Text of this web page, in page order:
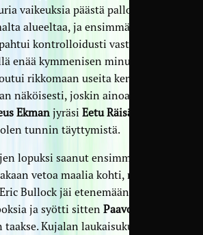
vaikeuksia päästä pallon
alueeltaa, ja ensimmäisen
kontrolloidusti vasta kun
enää kymmenisen minuuttia.
rikkomaan useita kertoja ja
näköisesti, joskin ainoa kortti
Ekman jyräsi Eetu Räisäsen
tunnin täyttymistä.
lopuksi saanut ensimmäisellä
vetoa maalia kohti, mutta
Bullock jäi etenemään keskellä
ja syötti sitten Paavo
Kujalan laukaisukulma jäi